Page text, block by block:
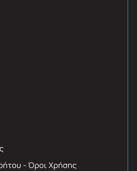
- Όροι Χρήσης